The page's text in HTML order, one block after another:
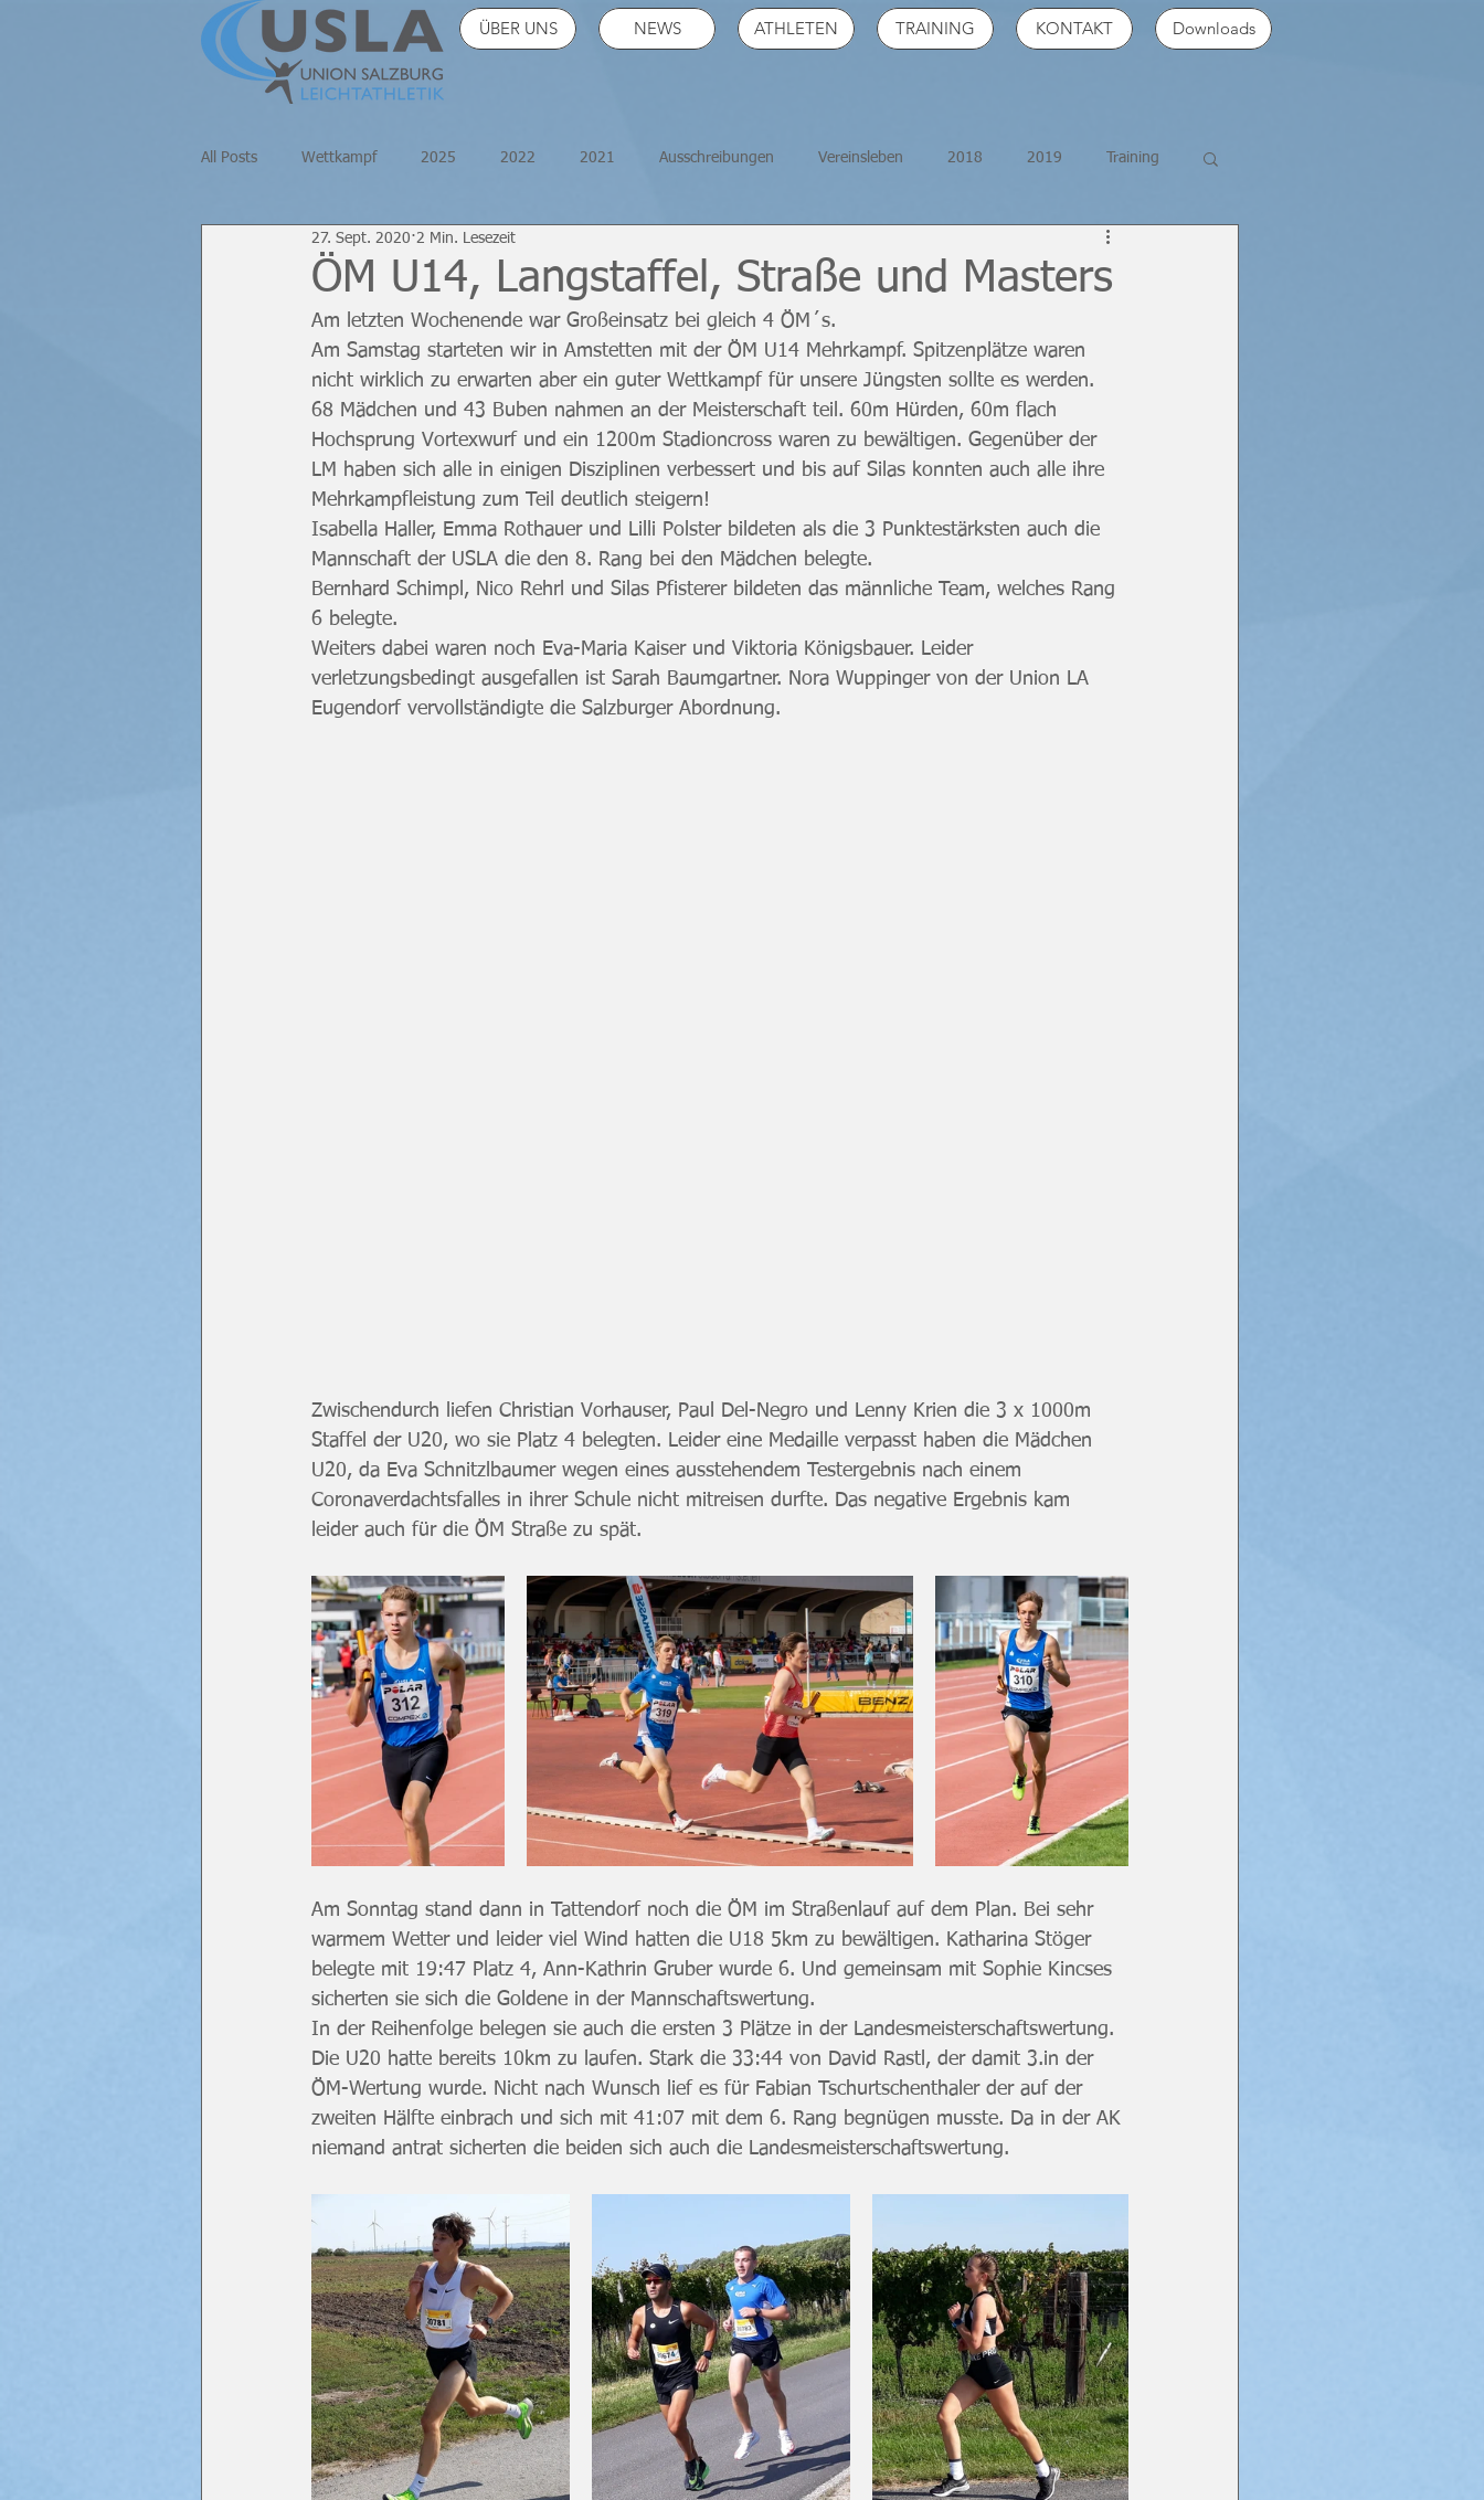
ÜBER UNS NEWS ATHLETEN TRAINING KONTAKT Downloads
All Posts Wettkampf 2025 2022 2021 Ausschreibungen Vereinsleben 2018 2019 Training
Halle Masters 2026
ÖM U14, Langstaffel, Straße und Masters
27. Sept. 2020 2 Min. Lesezeit
Am letzten Wochenende war Großeinsatz bei gleich 4 ÖM´s.
Am Samstag starteten wir in Amstetten mit der ÖM U14 Mehrkampf. Spitzenplätze waren
nicht wirklich zu erwarten aber ein guter Wettkampf für unsere Jüngsten sollte es werden.
68 Mädchen und 43 Buben nahmen an der Meisterschaft teil. 60m Hürden, 60m flach
Hochsprung Vortexwurf und ein 1200m Stadioncross waren zu bewältigen. Gegenüber der
LM haben sich alle in einigen Disziplinen verbessert und bis auf Silas konnten auch alle ihre
Mehrkampfleistung zum Teil deutlich steigern!
Isabella Haller, Emma Rothauer und Lilli Polster bildeten als die 3 Punktestärksten auch die
Mannschaft der USLA die den 8. Rang bei den Mädchen belegte.
Bernhard Schimpl, Nico Rehrl und Silas Pfisterer bildeten das männliche Team, welches Rang
6 belegte.
Weiters dabei waren noch Eva-Maria Kaiser und Viktoria Königsbauer. Leider
verletzungsbedingt ausgefallen ist Sarah Baumgartner. Nora Wuppinger von der Union LA
Eugendorf vervollständigte die Salzburger Abordnung.
Zwischendurch liefen Christian Vorhauser, Paul Del-Negro und Lenny Krien die 3 x 1000m
Staffel der U20, wo sie Platz 4 belegten. Leider eine Medaille verpasst haben die Mädchen
U20, da Eva Schnitzlbaumer wegen eines ausstehendem Testergebnis nach einem
Coronaverdachtsfalles in ihrer Schule nicht mitreisen durfte. Das negative Ergebnis kam
leider auch für die ÖM Straße zu spät.
Am Sonntag stand dann in Tattendorf noch die ÖM im Straßenlauf auf dem Plan. Bei sehr
warmem Wetter und leider viel Wind hatten die U18 5km zu bewältigen. Katharina Stöger
belegte mit 19:47 Platz 4, Ann-Kathrin Gruber wurde 6. Und gemeinsam mit Sophie Kincses
sicherten sie sich die Goldene in der Mannschaftswertung.
In der Reihenfolge belegen sie auch die ersten 3 Plätze in der Landesmeisterschaftswertung.
Die U20 hatte bereits 10km zu laufen. Stark die 33:44 von David Rastl, der damit 3.in der
ÖM-Wertung wurde. Nicht nach Wunsch lief es für Fabian Tschurtschenthaler der auf der
zweiten Hälfte einbrach und sich mit 41:07 mit dem 6. Rang begnügen musste. Da in der AK
niemand antrat sicherten die beiden sich auch die Landesmeisterschaftswertung.